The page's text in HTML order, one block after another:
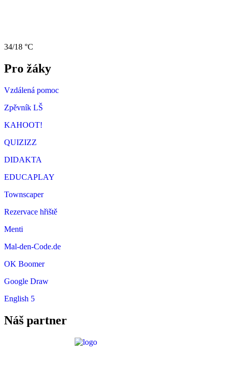
34/18 °C
Pro žáky
Vzdálená pomoc
Zpěvník LŠ
KAHOOT!
QUIZIZZ
DIDAKTA
EDUCAPLAY
Townscaper
Rezervace hřiště
Menti
Mal-den-Code.de
OK Boomer
Google Draw
English 5
Náš partner